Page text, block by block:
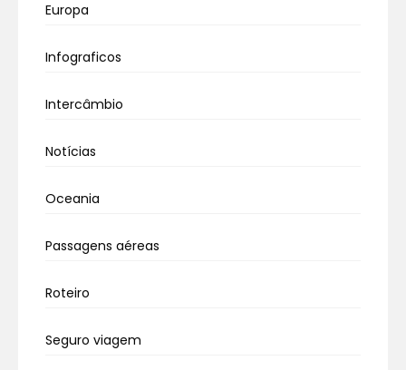
Europa
Infograficos
Intercâmbio
Notícias
Oceania
Passagens aéreas
Roteiro
Seguro viagem